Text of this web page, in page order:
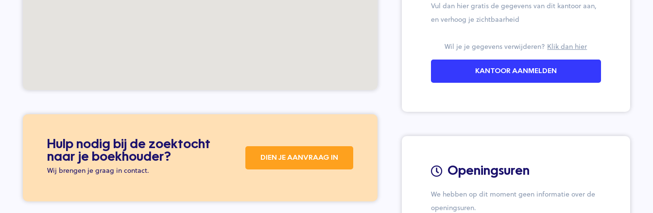
Hulp nodig bij de zoektocht
naar je boekhouder?
Wij brengen je graag in contact.
DIEN JE AANVRAAG IN
Vul dan hier gratis de gegevens van dit kantoor aan,
en verhoog je zichtbaarheid
Wil je je gegevens verwijderen? Klik dan hier
KANTOOR AANMELDEN
Openingsuren
We hebben op dit moment geen informatie over de
openingsuren.